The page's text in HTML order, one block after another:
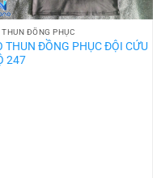
THUN ĐỒNG PHỤC
THUN ĐỒNG PHỤC ĐỘI CỨU
247